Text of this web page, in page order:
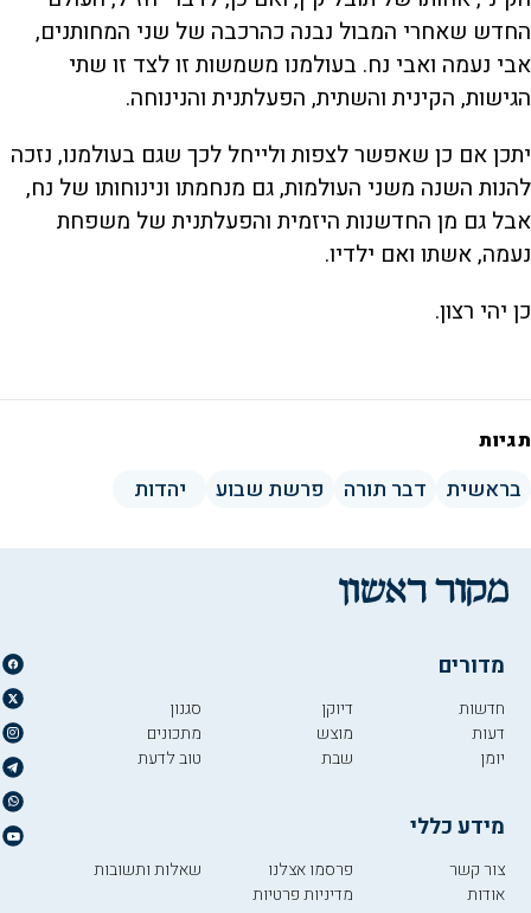
החדש שאחרי המבול נבנה כהרכבה של שני המחותנים,
אבי נעמה ואבי נח. בעולמנו משמשות זו לצד זו שתי
הגישות, הקינית והשתית, הפעלתנית והנינוחה.
יתכן אם כן שאפשר לצפות ולייחל לכך שגם בעולמנו, נזכה
להנות השנה משני העולמות, גם מנחמתו ונינוחותו של נח,
אבל גם מן החדשנות היזמית והפעלתנית של משפחת
נעמה, אשתו ואם ילדיו.
כן יהי רצון.
תגיות
בראשית דבר תורה פרשת שבוע יהדות
מדורים
חדשות
דעות
יומן
דיוקן
מוצש
שבת
סגנון
מתכונים
טוב לדעת
מידע כללי
צור קשר
אודות
פרסמו אצלנו
מדיניות פרטיות
שאלות ותשובות